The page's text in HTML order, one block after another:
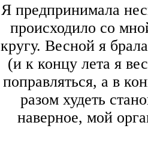
Я предпринимала
происходило со
кругу. Весной я
(и к концу лета я
поправляться, а в
разом худеть
наверное, мой